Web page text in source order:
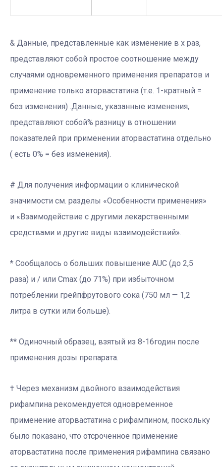
& Данные, представленные как изменение в x раз,
представляют собой простое соотношение между
случаями одновременного применения препаратов и
применение только аторвастатина (т.е. 1-кратный =
без изменения) .Данные, указанные изменения,
представляют собой% разницу в отношении
показателей при применении аторвастатина отдельно
( есть 0% = без изменения).
# Для получения информации о клинической
значимости см. разделы «Особенности применения»
и «Взаимодействие с другими лекарственными
средствами и другие виды взаимодействий».
* Сообщалось о больших повышение AUC (до 2,5
раза) и / или Cmax (до 71%) при избыточном
потреблении грейпфрутового сока (750 мл — 1,2
литра в сутки или больше).
** Одиночный образец, взятый из 8-16годин после
применения дозы препарата.
† Через механизм двойного взаимодействия
рифампина рекомендуется одновременное
применение аторвастатина с рифампином, поскольку
было показано, что отсроченное применение
аторвастатина после применения рифампина связано